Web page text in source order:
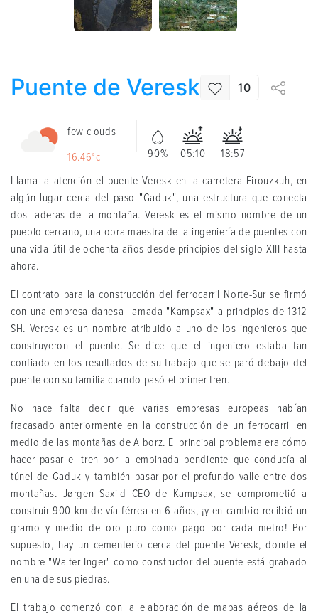
Puente de Veresk 10
few clouds
16.46°c
90% 05:10
18:57
Llama la atención el puente Veresk en la carretera Firouzkuh, en
algún lugar cerca del paso "Gaduk", una estructura que conecta
dos laderas de la montaña. Veresk es el mismo nombre de un
pueblo cercano, una obra maestra de la ingeniería de puentes con
una vida útil de ochenta años desde principios del siglo XIII hasta
ahora.
El contrato para la construcción del ferrocarril Norte-Sur se firmó
con una empresa danesa llamada "Kampsax" a principios de 1312
SH. Veresk es un nombre atribuido a uno de los ingenieros que
construyeron el puente. Se dice que el ingeniero estaba tan
confiado en los resultados de su trabajo que se paró debajo del
puente con su familia cuando pasó el primer tren.
No hace falta decir que varias empresas europeas habían
fracasado anteriormente en la construcción de un ferrocarril en
medio de las montañas de Alborz. El principal problema era cómo
hacer pasar el tren por la empinada pendiente que conducía al
túnel de Gaduk y también pasar por el profundo valle entre dos
montañas. Jørgen Saxild CEO de Kampsax, se comprometió a
construir 900 km de vía férrea en 6 años, ¡y en cambio recibió un
gramo y medio de oro puro como pago por cada metro! Por
supuesto, hay un cementerio cerca del puente Veresk, donde el
nombre "Walter Inger" como constructor del puente está grabado
en una de sus piedras.
El trabajo comenzó con la elaboración de mapas aéreos de la